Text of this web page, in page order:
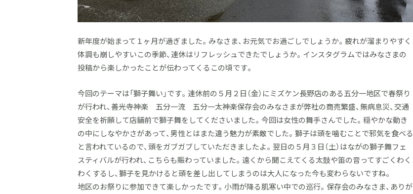
新年度が始まって１ヶ月が過ぎました。みなさま、お元気でお過ごしでしょうか。疲れが溜まりやすく
体調も崩しやすいこの季節、連休はリフレッシュできたでしょうか。インスタグラムではみなさまの
投稿から楽しかったことが伝わってくるこの頃です。
今回のテーマは「獅子舞い」です。連休前の５月２日（金）にミズケン長野店のある五分一地区で春祭り
が行われ、善光寺神楽 五分一流 五分一太神楽保存会のみなさまが弊社の商売繁盛、無病息災、交通
安全を祈願して店舗前で獅子舞をしてくださいました。今回は女性の舞手さんでした。穏やかな動き
の中にしなやかさがあって、男性とはまた違う魅力が素敵でした。獅子は頭を噛むことで邪気を食べる
と言われているので、頭をガブガブしていただきましたよ。翌日の５月３日（土）はながの獅子舞フェ
スティバルが行われ、こちらも賑わっていました。遠くから聞こえてくる太鼓や笛の音ってすごくわく
わくするし、獅子を見かけると頭を差し出してしまうのは大人になった今も変わらないですね。
地区のお祭りに参加できて楽しかったです。小雨が降る肌寒い中での巡行。保存会のみなさま、ありが